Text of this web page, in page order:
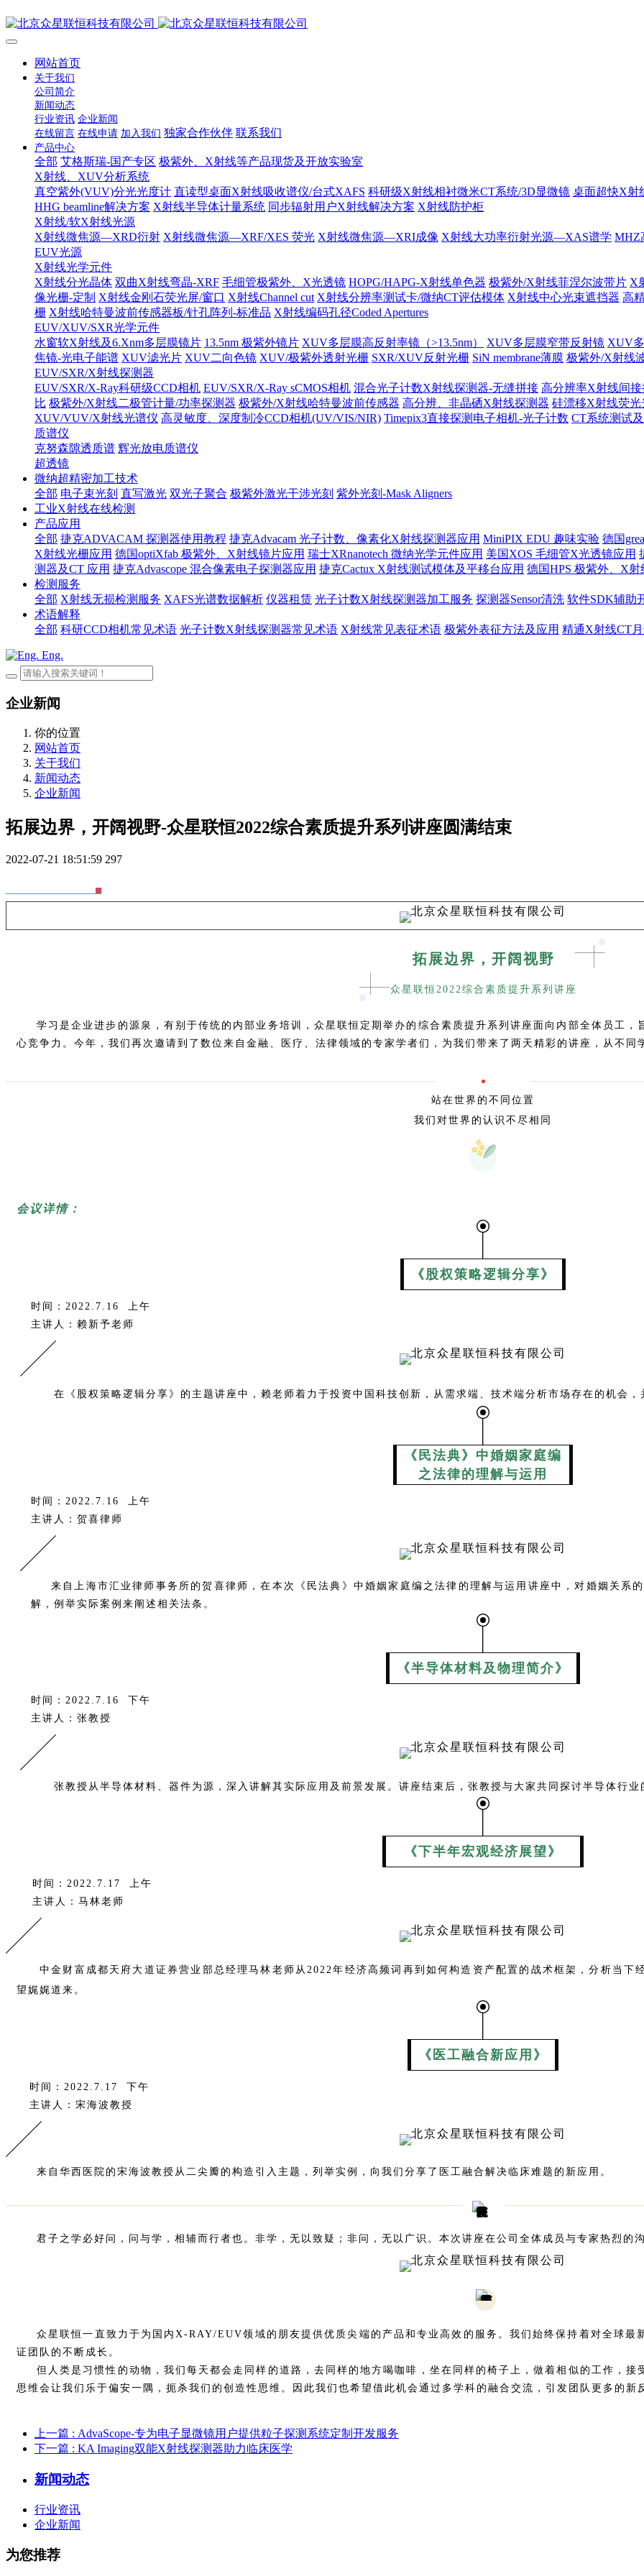
网站首页
关于我们
公司简介
新闻动态
行业资讯 企业新闻
在线留言 在线申请 加入我们 独家合作伙伴 联系我们
产品中心
全部 艾格斯瑞-国产专区 极紫外、X射线等产品现货及开放实验室
X射线、XUV分析系统
真空紫外(VUV)分光光度计 直读型桌面X射线吸收谱仪/台式XAFS 科研级X射线相衬微米CT系统/3D显微镜 桌面超快X射
HHG beamline解决方案 X射线半导体计量系统 同步辐射用户X射线解决方案 X射线防护柜
X射线/软X射线光源
X射线微焦源—XRD衍射 X射线微焦源—XRF/XES 荧光 X射线微焦源—XRI成像 X射线大功率衍射光源—XAS谱学 MHZ
EUV光源
X射线光学元件
X射线分光晶体 双曲X射线弯晶-XRF 毛细管极紫外、X光透镜 HOPG/HAPG-X射线单色器 极紫外/X射线菲涅尔波带片 X
像光栅-定制 X射线金刚石荧光屏/窗口 X射线Channel cut X射线分辨率测试卡/微纳CT评估模体 X射线中心光束遮挡器 高
栅 X射线哈特曼波前传感器板/针孔阵列-标准品 X射线编码孔径Coded Apertures
EUV/XUV/SXR光学元件
水窗软X射线及6.Xnm多层膜镜片 13.5nm 极紫外镜片 XUV多层膜高反射率镜（>13.5nm） XUV多层膜窄带反射镜 XUV
焦镜-光电子能谱 XUV滤光片 XUV二向色镜 XUV/极紫外透射光栅 SXR/XUV反射光栅 SiN membrane薄膜 极紫外/X射线
EUV/SXR/X射线探测器
EUV/SXR/X-Ray科研级CCD相机 EUV/SXR/X-Ray sCMOS相机 混合光子计数X射线探测器-无缝拼接 高分辨率X射线间
比 极紫外/X射线二极管计量/功率探测器 极紫外/X射线哈特曼波前传感器 高分辨、非晶硒X射线探测器 硅漂移X射线荧光
XUV/VUV/X射线光谱仪 高灵敏度、深度制冷CCD相机(UV/VIS/NIR) Timepix3直接探测电子相机-光子计数 CT系统测试
质谱仪
克努森隙透质谱 辉光放电质谱仪
超透镜
微纳超精密加工技术
全部 电子束光刻 直写激光 双光子聚合 极紫外激光干涉光刻 紫外光刻-Mask Aligners
工业X射线在线检测
产品应用
全部 捷克ADVACAM 探测器使用教程 捷克Advacam 光子计数、像素化X射线探测器应用 MiniPIX EDU 趣味实验 德国
X射线光栅应用 德国optiXfab 极紫外、X射线镜片应用 瑞士XRnanotech 微纳光学元件应用 美国XOS 毛细管X光透镜应用
测器及CT 应用 捷克Advascope 混合像素电子探测器应用 捷克Cactux X射线测试模体及平移台应用 德国HPS 极紫外、X射
检测服务
全部 X射线无损检测服务 XAFS光谱数据解析 仪器租赁 光子计数X射线探测器加工服务 探测器Sensor清洗 软件SDK辅助
术语解释
全部 科研CCD相机常见术语 光子计数X射线探测器常见术语 X射线常见表征术语 极紫外表征方法及应用 精通X射线CT月
Eng.
企业新闻
你的位置
网站首页
关于我们
新闻动态
企业新闻
拓展边界，开阔视野-众星联恒2022综合素质提升系列讲座圆满结束
2022-07-21 18:51:59 297
拓展边界，开阔视野
众星联恒2022综合素质提升系列讲座
学习是企业进步的源泉，有别于传统的内部业务培训，众星联恒定期举办的综合素质提升系列讲座面向内部全体员工
心竞争力。 今年，我们再次邀请到了数位来自金融、医疗、法律领域的专家学者们，为我们带来了两天精彩的讲座，从不同
站在世界的不同位置
我们对世界的认识不尽相同
会议详情：
《股权策略逻辑分享》
时间：2022.7.16 上午
主讲人：赖新予老师
在《股权策略逻辑分享》的主题讲座中，赖老师着力于投资中国科技创新，从需求端、技术端分析市场存在的机会，
《民法典》中婚姻家庭编
之法律的理解与运用
时间：2022.7.16 上午
主讲人：贺喜律师
来自上海市汇业律师事务所的贺喜律师，在本次《民法典》中婚姻家庭编之法律的理解与运用讲座中，对婚姻关系
解，例举实际案例来阐述相关法条。
《半导体材料及物理简介》
时间：2022.7.16 下午
主讲人：张教授
张教授从半导体材料、器件为源，深入讲解其实际应用及前景发展。讲座结束后，张教授与大家共同探讨半导体行业
《下半年宏观经济展望》
时间：2022.7.17 上午
主讲人：马林老师
中金财富成都天府大道证券营业部总经理马林老师从2022年经济高频词再到如何构造资产配置的战术框架，分析当下
望娓娓道来。
《医工融合新应用》
时间：2022.7.17 下午
主讲人：宋海波教授
来自华西医院的宋海波教授从二尖瓣的构造引入主题，列举实例，向我们分享了医工融合解决临床难题的新应用。
君子之学必好问，问与学，相辅而行者也。非学，无以致疑；非问，无以广识。 本次讲座在公司全体成员与专家热烈的
众星联恒一直致力于为国内X-RAY/EUV领域的朋友提供优质尖端的产品和专业高效的服务。我们始终保持着对全球最
证团队的不断成长。
但人类是习惯性的动物，我们每天都会走同样的道路，去同样的地方喝咖啡，坐在同样的椅子上，做着相似的工作，
思维会让我们乐于偏安一隅，扼杀我们的创造性思维。因此我们也希望借此机会通过多学科的融合交流，引发团队更多的新
上一篇 : AdvaScope-专为电子显微镜用户提供粒子探测系统定制开发服务
下一篇 : KA Imaging双能X射线探测器助力临床医学
新闻动态
行业资讯
企业新闻
为您推荐